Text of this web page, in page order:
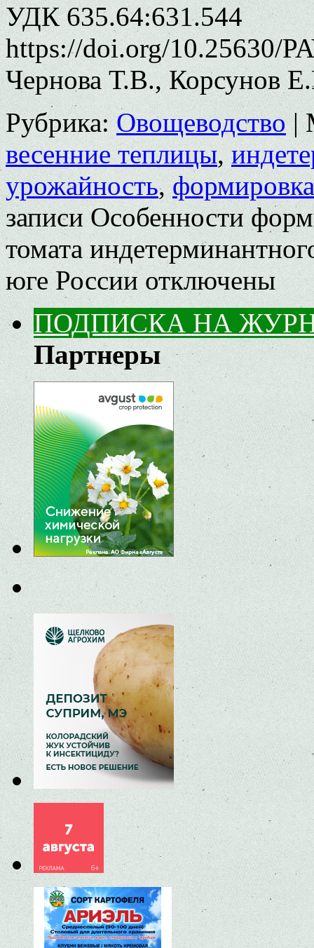
УДК 635.64:631.544
https://doi.org/10.25630/
Чернова Т.В., Корсунов
Рубрика: Овощеводство |
весенние теплицы,
урожайность,
записи Особенности
томата
юге Россииотключены
ПОДПИСКА НА
Партнеры